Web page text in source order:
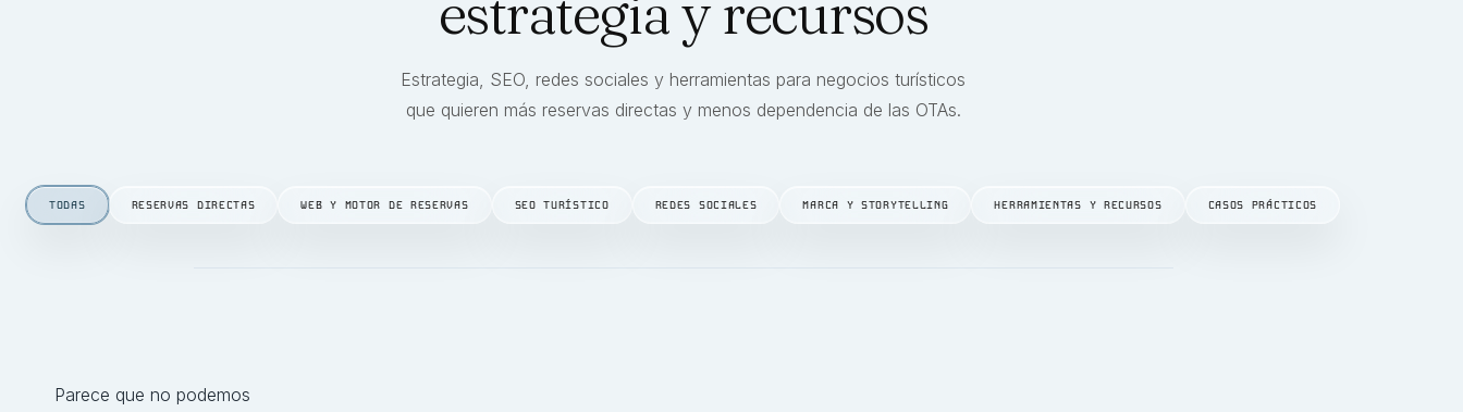
Estrategia, SEO, redes sociales y herramientas para negocios turísticos
que quieren más reservas directas y menos dependencia de las OTAs.
TODAS RESERVAS DIRECTAS WEB Y MOTOR DE RESERVAS SEO TURÍSTICO REDES SOCIALES MARCA Y STORYTELLING HERRAMIENTAS Y RECURSOS CASOS PRÁCTICOS
Parece que no podemos